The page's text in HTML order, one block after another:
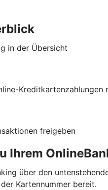
in der Übersicht
Kreditkartenzahlungen
freigeben
Ihrem
über den
Kartennummer bereit.